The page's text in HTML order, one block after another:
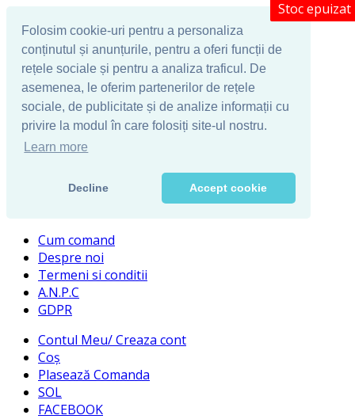
Folosim cookie-uri pentru a personaliza
conținutul și anunțurile, pentru a oferi funcții de
rețele sociale și pentru a analiza traficul. De
asemenea, le oferim partenerilor de rețele
sociale, de publicitate și de analize informații cu
privire la modul în care folosiți site-ul nostru.
Learn more
Decline Accept cookie
Cum comand
Despre noi
Termeni si conditii
A.N.P.C
GDPR
Contul Meu/ Creaza cont
Coș
Plasează Comanda
SOL
FACEBOOK
Stoc epuizat